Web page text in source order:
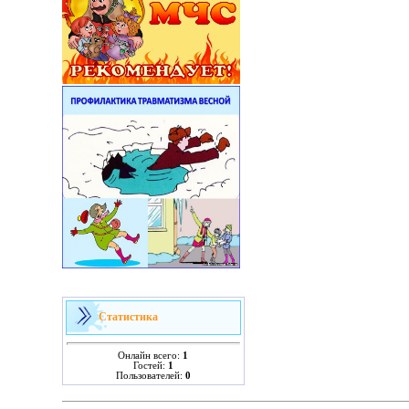
Статистика
Онлайн всего: 1
Гостей: 1
Пользователей: 0